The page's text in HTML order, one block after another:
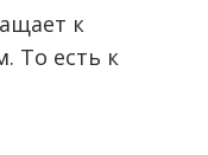
к
То есть к